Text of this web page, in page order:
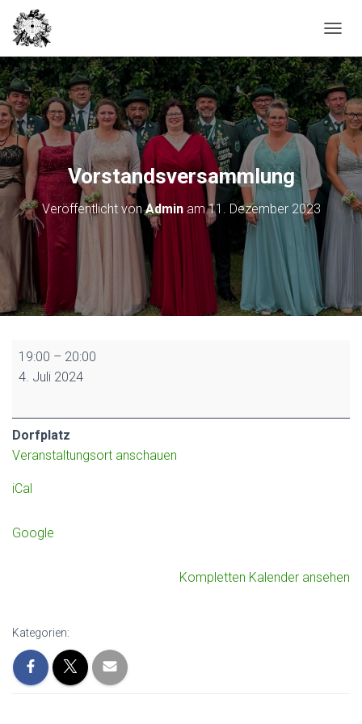
A
V
I
G
A
T
O
N
U
T
E
Vorstandsversammlung
Veröffentlicht vonAdminam11. Dezember 2023
Vorstandsversammlung
19:00 – 20:00
4. Juli 2024
Dorfplatz
Veranstaltungsort anschauen
iCal
Google
Kompletten Kalender ansehen
Kategorien: